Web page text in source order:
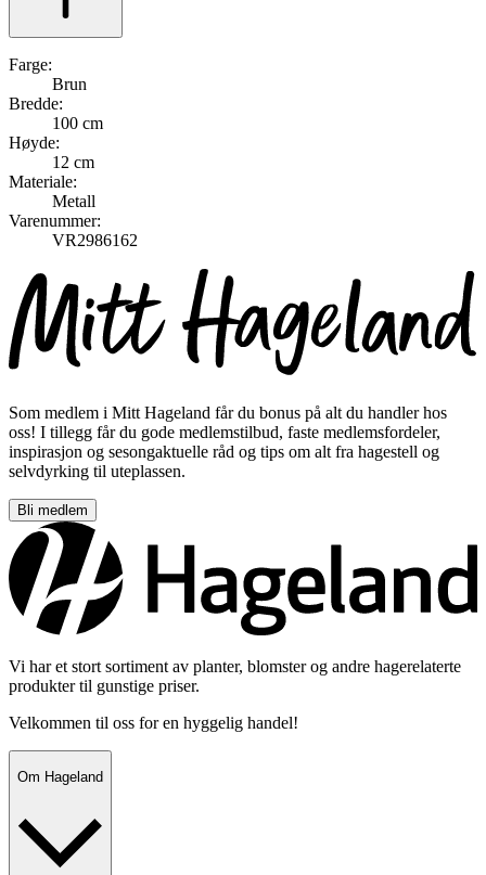
Farge:
Brun
Bredde:
100 cm
Høyde:
12 cm
Materiale:
Metall
Varenummer:
VR2986162
Som medlem i Mitt Hageland får du bonus på alt du handler hos
oss! I tillegg får du gode medlemstilbud, faste medlemsfordeler,
inspirasjon og sesongaktuelle råd og tips om alt fra hagestell og
selvdyrking til uteplassen.
Bli medlem
Vi har et stort sortiment av planter, blomster og andre hagerelaterte
produkter til gunstige priser.
Velkommen til oss for en hyggelig handel!
Om Hageland